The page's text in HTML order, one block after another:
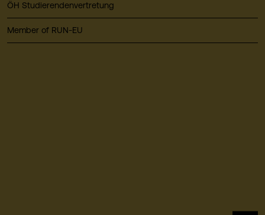
ÖH Studierendenvertretung
Member of RUN-EU